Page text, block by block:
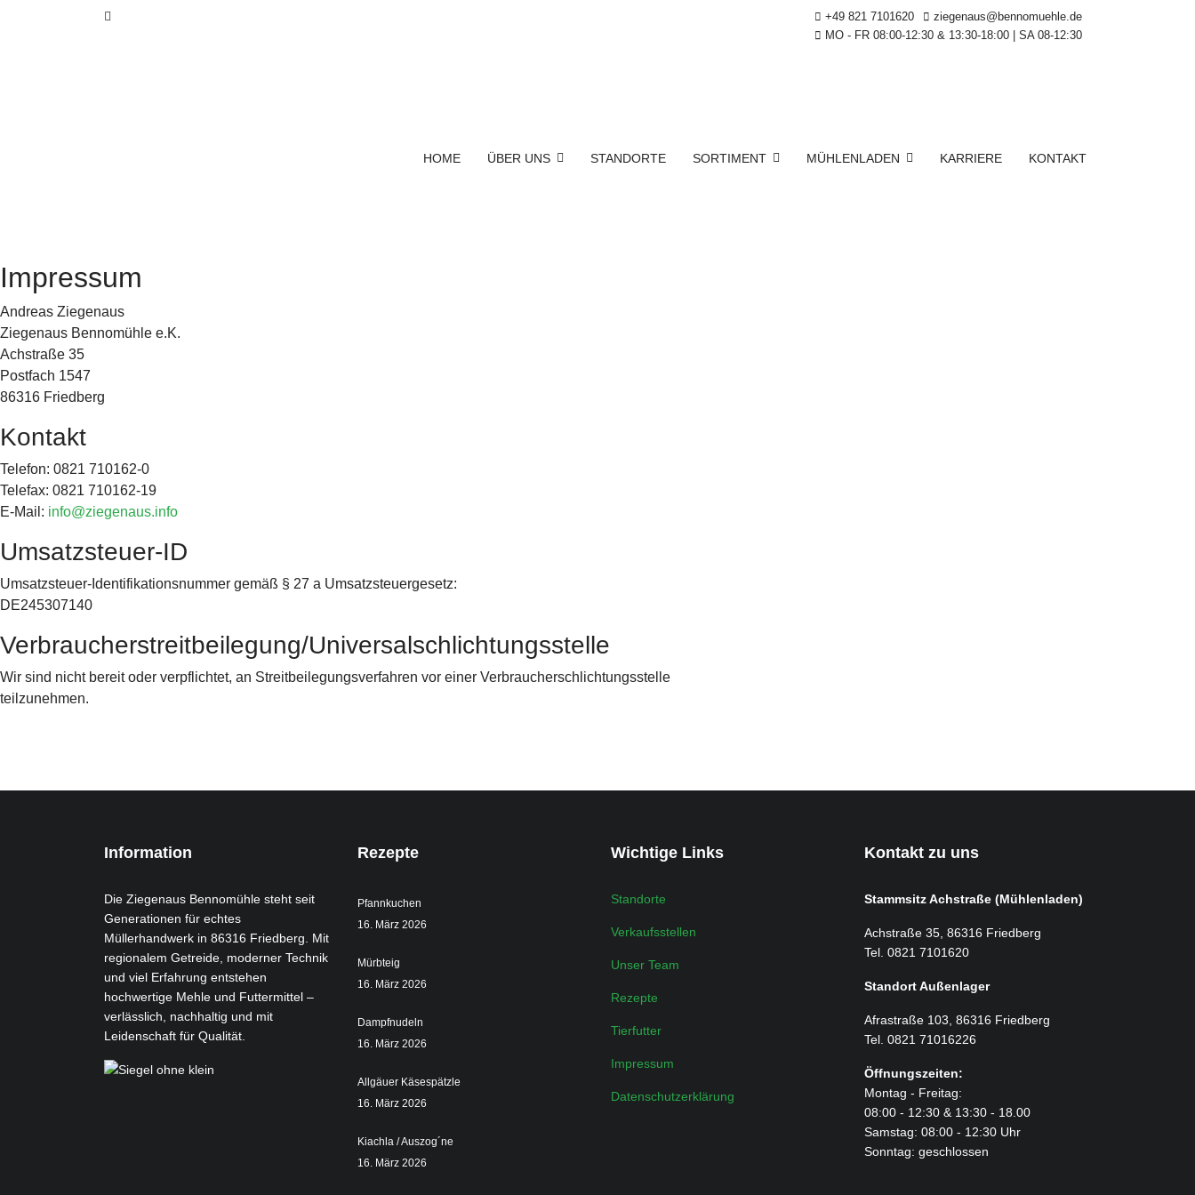
+49 821 7101620
ziegenaus@bennomuehle.de
MO - FR 08:00-12:30 & 13:30-18:00 | SA 08-12:30
HOME ÜBER UNS STANDORTE SORTIMENT MÜHLENLADEN KARRIERE KONTAKT
Impressum
Andreas Ziegenaus
Ziegenaus Bennomühle e.K.
Achstraße 35
Postfach 1547
86316 Friedberg
Kontakt
Telefon: 0821 710162-0
Telefax: 0821 710162-19
E-Mail: info@ziegenaus.info
Umsatzsteuer-ID
Umsatzsteuer-Identifikationsnummer gemäß § 27 a Umsatzsteuergesetz:
DE245307140
Verbraucher­streit­beilegung/Universal­schlichtungs­stelle
Wir sind nicht bereit oder verpflichtet, an Streitbeilegungsverfahren vor einer Verbraucherschlichtungsstelle
teilzunehmen.
Information
Die Ziegenaus Bennomühle steht seit
Generationen für echtes
Müllerhandwerk in 86316 Friedberg. Mit
regionalem Getreide, moderner Technik
und viel Erfahrung entstehen
hochwertige Mehle und Futtermittel –
verlässlich, nachhaltig und mit
Leidenschaft für Qualität.
Rezepte
Pfannkuchen
16. März 2026
Mürbteig
16. März 2026
Dampfnudeln
16. März 2026
Allgäuer Käsespätzle
16. März 2026
Kiachla / Auszog´ne
16. März 2026
Wichtige Links
Standorte
Verkaufsstellen
Unser Team
Rezepte
Tierfutter
Impressum
Datenschutzerklärung
Kontakt zu uns
Stammsitz Achstraße (Mühlenladen)
Achstraße 35, 86316 Friedberg
Tel. 0821 7101620
Standort Außenlager
Afrastraße 103, 86316 Friedberg
Tel. 0821 71016226
Öffnungszeiten:
Montag - Freitag:
08:00 - 12:30 & 13:30 - 18.00
Samstag: 08:00 - 12:30 Uhr
Sonntag: geschlossen